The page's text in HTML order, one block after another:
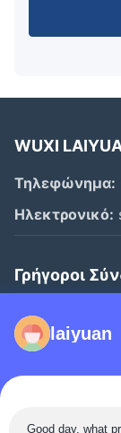
WUXI
Τηλεφώνημα:
Ηλεκτρονικό:
Γρήγοροι
Αρχική Σελίδα
Προϊόντα
Βίντεο
laiyuan
Good day, what